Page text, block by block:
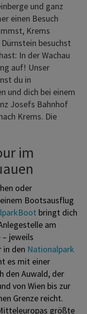
und ganz
einen Besuch
Krems
besuchst
In der Wachau
auf! Unser
du in
und dich bei einem
Josefs Bahnhof
Krems. Die
im
oder
Bootsausflug
bringt dich
am
jeweils
in den Nationalpark
es mit einer
den Auwald, der
von Wien bis zur
Grenze reicht.
größte